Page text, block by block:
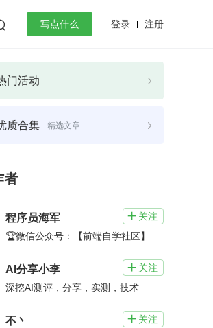
写点什么 登录 注册
门活动
质合集 精选文章
者
程序员海军  关注
🏆微信公众号：【前端自学社区】
AI分享小李  关注
深挖AI测评，分享，实测，技术
不丶  关注